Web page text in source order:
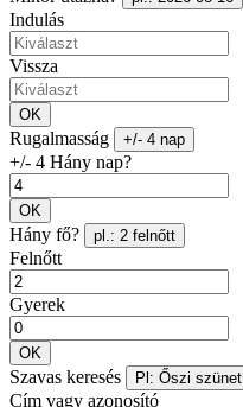
Indulás
Vissza
OK
Rugalmasság +/- 4 nap
+/- 4 Hány nap?
OK
Hány fő? pl.: 2 felnőtt
Felnőtt
Gyerek
OK
Szavas keresés Pl: Őszi szünet
Cím vagy azonosító